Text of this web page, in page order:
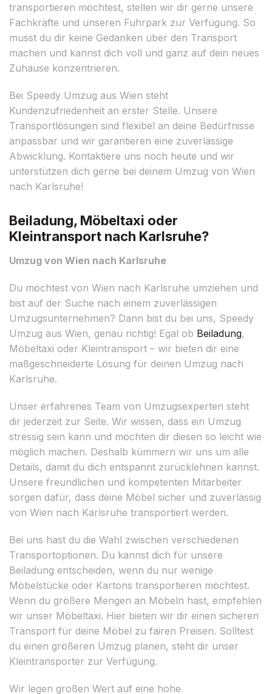
transportieren möchtest, stellen wir dir gerne unsere
Fachkräfte und unseren Fuhrpark zur Verfügung. So
musst du dir keine Gedanken über den Transport
machen und kannst dich voll und ganz auf dein neues
Zuhause konzentrieren.
Bei Speedy Umzug aus Wien steht
Kundenzufriedenheit an erster Stelle. Unsere
Transportlösungen sind flexibel an deine Bedürfnisse
anpassbar und wir garantieren eine zuverlässige
Abwicklung. Kontaktiere uns noch heute und wir
unterstützen dich gerne bei deinem Umzug von Wien
nach Karlsruhe!
Beiladung, Möbeltaxi oder
Kleintransport nach Karlsruhe?
Umzug von Wien nach Karlsruhe
Du möchtest von Wien nach Karlsruhe umziehen und
bist auf der Suche nach einem zuverlässigen
Umzugsunternehmen? Dann bist du bei uns, Speedy
Umzug aus Wien, genau richtig! Egal ob Beiladung,
Möbeltaxi oder Kleintransport – wir bieten dir eine
maßgeschneiderte Lösung für deinen Umzug nach
Karlsruhe.
Unser erfahrenes Team von Umzugsexperten steht
dir jederzeit zur Seite. Wir wissen, dass ein Umzug
stressig sein kann und möchten dir diesen so leicht wie
möglich machen. Deshalb kümmern wir uns um alle
Details, damit du dich entspannt zurücklehnen kannst.
Unsere freundlichen und kompetenten Mitarbeiter
sorgen dafür, dass deine Möbel sicher und zuverlässig
von Wien nach Karlsruhe transportiert werden.
Bei uns hast du die Wahl zwischen verschiedenen
Transportoptionen. Du kannst dich für unsere
Beiladung entscheiden, wenn du nur wenige
Möbelstücke oder Kartons transportieren möchtest.
Wenn du größere Mengen an Möbeln hast, empfehlen
wir unser Möbeltaxi. Hier bieten wir dir einen sicheren
Transport für deine Möbel zu fairen Preisen. Solltest
du einen größeren Umzug planen, steht dir unser
Kleintransporter zur Verfügung.
Wir legen großen Wert auf eine hohe